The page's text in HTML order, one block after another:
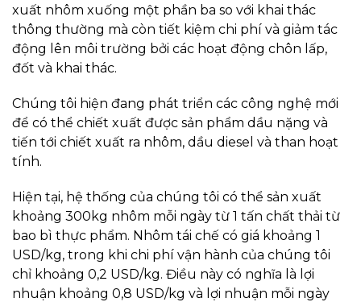
xuất nhôm xuống một phần ba so với khai thác
thông thường mà còn tiết kiệm chi phí và giảm tác
động lên môi trường bởi các hoạt động chôn lấp,
đốt và khai thác.
Chúng tôi hiện đang phát triển các công nghệ mới
để có thể chiết xuất được sản phẩm dầu nặng và
tiến tới chiết xuất ra nhôm, dầu diesel và than hoạt
tính.
Hiện tại, hệ thống của chúng tôi có thể sản xuất
khoảng 300kg nhôm mỗi ngày từ 1 tấn chất thải từ
bao bì thực phẩm. Nhôm tái chế có giá khoảng 1
USD/kg, trong khi chi phí vận hành của chúng tôi
chỉ khoảng 0,2 USD/kg. Điều này có nghĩa là lợi
nhuận khoảng 0,8 USD/kg và lợi nhuận mỗi ngày